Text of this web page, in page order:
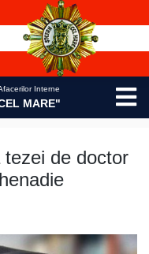
Interne
MARE"
de doctor